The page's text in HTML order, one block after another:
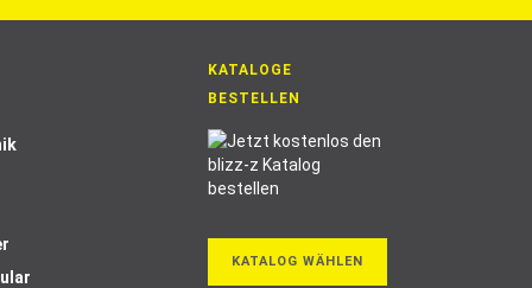
KATALOGE
BESTELLEN
KATALOG WÄHLEN